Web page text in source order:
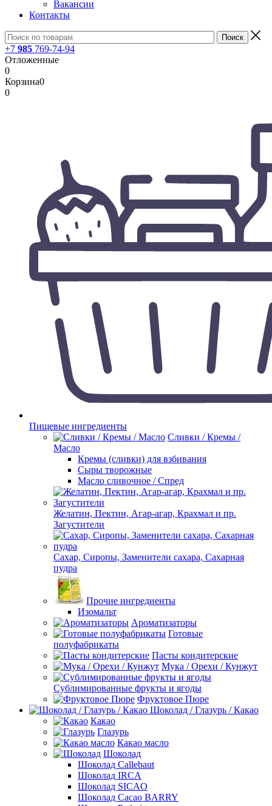
Вакансии
Контакты
+7 985 769-74-94
Отложенные
0
Корзина0
0
Пищевые ингредиенты
Сливки / Кремы /
Масло
Кремы (сливки) для взбивания
Сыры творожные
Масло сливочное / Спред
Желатин, Пектин, Агар-агар, Крахмал и пр.
Загустители
Сахар, Сиропы, Заменители сахара, Сахарная
пудра
Прочие ингредиенты
Изомальт
Ароматизаторы
Готовые
полуфабрикаты
Пасты кондитерские
Мука / Орехи / Кунжут
Сублимированные фрукты и ягоды
Фруктовое Пюре
Шоколад / Глазурь / Какао
Какао
Глазурь
Какао масло
Шоколад
Шоколад Callebaut
Шоколад IRCA
Шоколад SICAO
Шоколад Cacao BARRY